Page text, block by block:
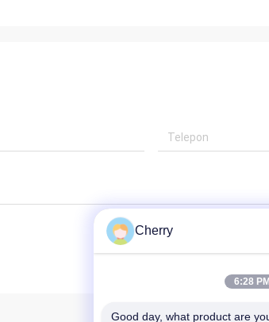
Cherry
6:28 PM
Good day, what product are